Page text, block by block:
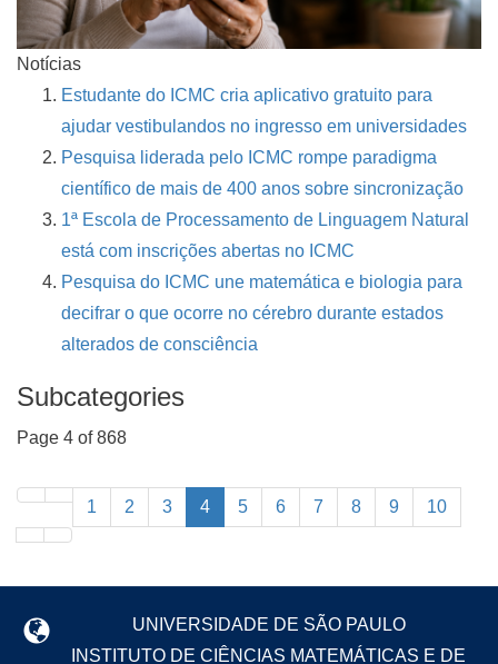
Notícias
Estudante do ICMC cria aplicativo gratuito para
ajudar vestibulandos no ingresso em universidades
Pesquisa liderada pelo ICMC rompe paradigma
científico de mais de 400 anos sobre sincronização
1ª Escola de Processamento de Linguagem Natural
está com inscrições abertas no ICMC
Pesquisa do ICMC une matemática e biologia para
decifrar o que ocorre no cérebro durante estados
alterados de consciência
Subcategories
Page 4 of 868
1 2 3 4 5 6 7 8 9 10
UNIVERSIDADE DE SÃO PAULO
INSTITUTO DE CIÊNCIAS MATEMÁTICAS E DE